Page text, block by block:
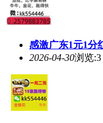
感激广东1元1分
2026-04-30浏览:3